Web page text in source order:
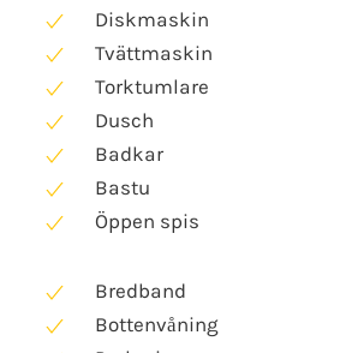
Diskmaskin
Tvättmaskin
Torktumlare
Dusch
Badkar
Bastu
Öppen spis
Bredband
Bottenvåning